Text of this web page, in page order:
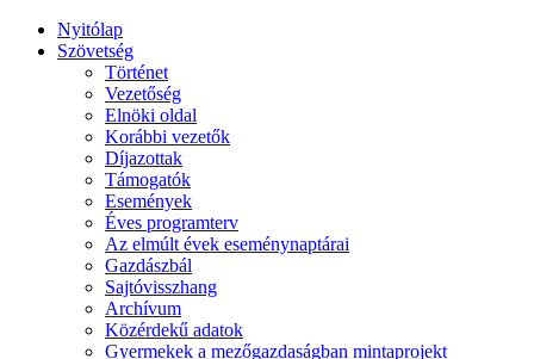
Nyitólap
Szövetség
Történet
Vezetőség
Elnöki oldal
Korábbi vezetők
Díjazottak
Támogatók
Események
Éves programterv
Az elmúlt évek eseménynaptárai
Gazdászbál
Sajtóvisszhang
Archívum
Közérdekű adatok
Gyermekek a mezőgazdaságban mintaprojekt